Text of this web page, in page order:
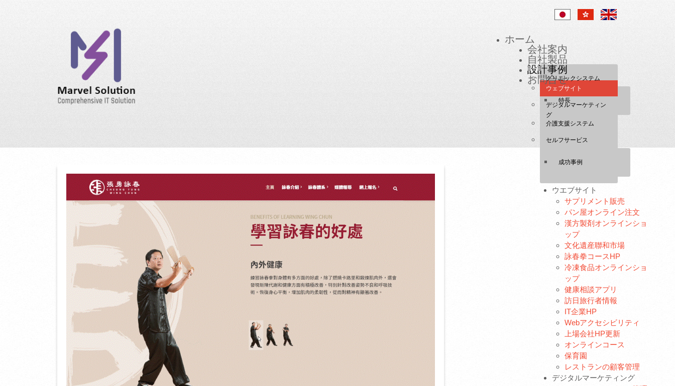
ホーム
会社案内
自社製品
クリニックシステム
特長
介護支援システム
セルフサービス
成功事例
設計事例
ウェブサイト
デジタルマーケティン
グ
お問合せ
ウエブサイト
サプリメント販売
パン屋オンライン注文
漢方製剤オンラインショ
ップ
文化遺産聯和市場
詠春拳コースHP
冷凍食品オンラインショ
ップ
健康相談アプリ
訪日旅行者情報
IT企業HP
Webアクセシビリティ
上場会社HP更新
オンラインコース
保育園
レストランの顧客管理
デジタルマーケティング